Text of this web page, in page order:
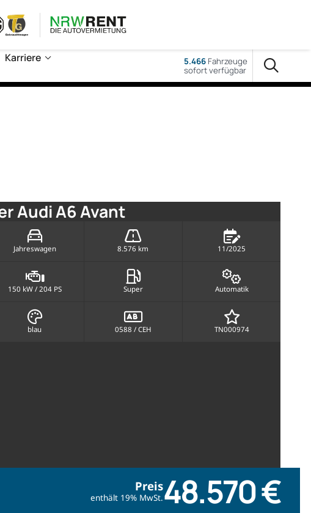
Karriere 5.466Fahrzeuge
sofort verfügbar
Audi A6 Avant
Jahreswagen 8.576 km 11/2025
150 kW / 204 PS Super Automatik
blau 0588 / CEH TN000974
Preis
enthält 19% MwSt.48.570 €